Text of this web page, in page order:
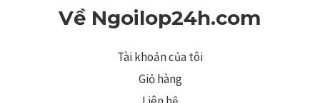
Về Ngoilop24h.com
Tài khoản của tôi
Giỏ hàng